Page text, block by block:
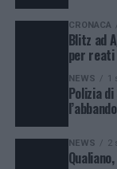
CRONACA
Blitz ad
per
NEWS 1
Polizia
NEWS 2